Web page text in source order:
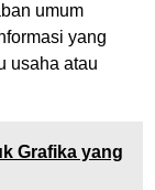
umum
yang
usaha atau
Grafika yang